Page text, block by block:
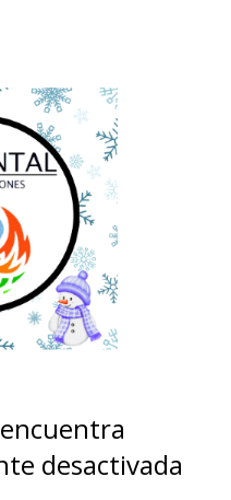
desactivada